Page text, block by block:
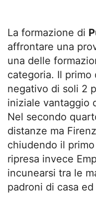
La formazione di
affrontare una
una delle
categoria. Il
negativo di soli 2
iniziale vantaggio
Nel secondo
distanze ma
chiudendo il
ripresa invece
incunearsi tra le
padroni di casa